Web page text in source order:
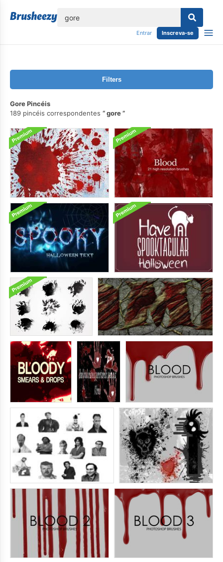
Entrar Inscreva-se
Filters
Gore Pincéis
189 pincéis correspondentes
gore